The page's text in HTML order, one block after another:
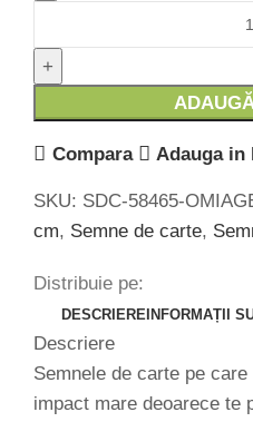
Cantitate Semn de carte
SDC17X5-012
Compara Adauga
SKU: SDC-58465-
cm, Semne de carte,
Distribuie pe:
DESCRIERE INFORMAȚII
Descriere
Semnele de carte pe
impact mare deoarece te